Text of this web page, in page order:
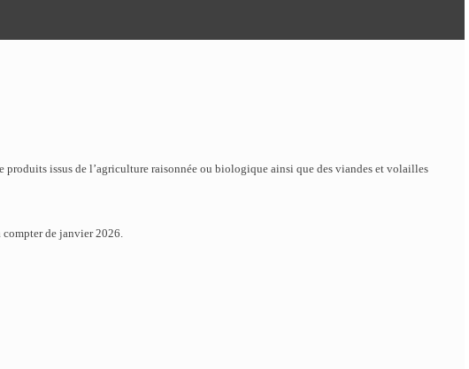
produits issus de l’agriculture raisonnée ou biologique ainsi que des viandes et volailles
compter de janvier 2026.